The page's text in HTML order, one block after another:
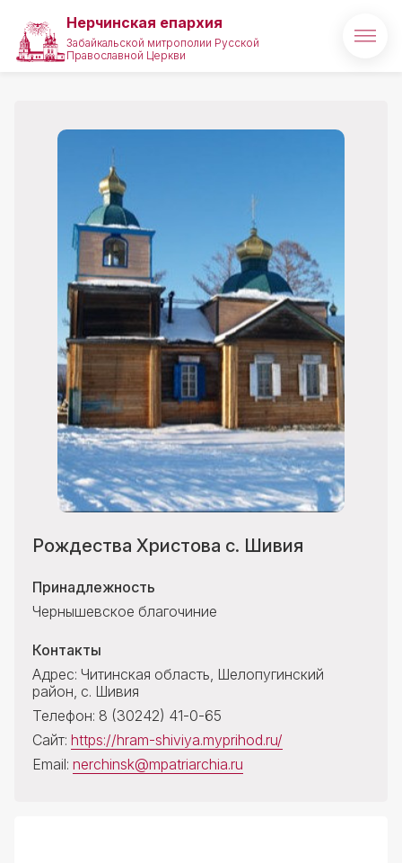
Нерчинская епархия
Забайкальской митрополии Русской
Православной Церкви
Архипастырь
Медиа
Проекты
Святые и святыни
Полезные ссылки
Контакты
Рождества Христова с. Шивия
Принадлежность
Чернышевское благочиние
Контакты
Адрес: Читинская область, Шелопугинский
район, с. Шивия
Телефон: 8 (30242) 41-0-65
Сайт: https://hram-shiviya.myprihod.ru/
Email: nerchinsk@mpatriarchia.ru